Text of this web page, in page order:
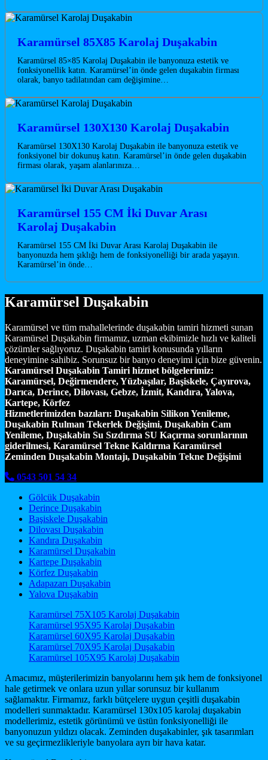
Karamürsel 85X85 Karolaj Duşakabin
Karamürsel 85×85 Karolaj Duşakabin ile banyonuza estetik ve
fonksiyonellik katın. Karamürsel’in önde gelen duşakabin firması
olarak, banyo tadilatından cam değişimine…
Karamürsel 130X130 Karolaj Duşakabin
Karamürsel 130X130 Karolaj Duşakabin ile banyonuza estetik ve
fonksiyonel bir dokunuş katın. Karamürsel’in önde gelen duşakabin
firması olarak, yaşam alanlarınıza…
Karamürsel 155 CM İki Duvar Arası
Karolaj Duşakabin
Karamürsel 155 CM İki Duvar Arası Karolaj Duşakabin ile
banyonuzda hem şıklığı hem de fonksiyonelliği bir arada yaşayın.
Karamürsel’in önde…
Karamürsel Duşakabin
Karamürsel ve tüm mahallelerinde duşakabin tamiri hizmeti sunan
Karamürsel Duşakabin firmamız, uzman ekibimizle hızlı ve kaliteli
çözümler sağlıyoruz. Duşakabin tamiri konusunda yılların
deneyimine sahibiz. Sorunsuz bir banyo deneyimi için bize güvenin.
Karamürsel Duşakabin Tamiri hizmet bölgelerimiz:
Karamürsel, Değirmendere, Yüzbaşılar, Başiskele, Çayırova,
Darıca, Derince, Dilovası, Gebze, İzmit, Kandıra, Yalova,
Kartepe, Körfez
Hizmetlerimizden bazıları: Duşakabin Silikon Yenileme,
Duşakabin Rulman Tekerlek Değişimi, Duşakabin Cam
Yenileme, Duşakabin Su Sızdırma SU Kaçırma sorunlarının
giderilmesi, Karamürsel Tekne Kaldırma Karamürsel
Zeminden Duşakabin Montajı, Duşakabin Tekne Değişimi
0543 501 54 34
Gölcük Duşakabin
Derince Duşakabin
Başiskele Duşakabin
Dilovası Duşakabin
Kandıra Duşakabin
Karamürsel Duşakabin
Kartepe Duşakabin
Körfez Duşakabin
Adapazarı Duşakabin
Yalova Duşakabin
Karamürsel 75X105 Karolaj Duşakabin
Karamürsel 95X95 Karolaj Duşakabin
Karamürsel 60X95 Karolaj Duşakabin
Karamürsel 70X95 Karolaj Duşakabin
Karamürsel 105X95 Karolaj Duşakabin
Amacımız, müşterilerimizin banyolarını hem şık hem de fonksiyonel
hale getirmek ve onlara uzun yıllar sorunsuz bir kullanım
sağlamaktır. Firmamız, farklı bütçelere uygun çeşitli duşakabin
modelleri sunmaktadır. Karamürsel 130x105 karolaj duşakabin
modellerimiz, estetik görünümü ve üstün fonksiyonelliği ile
banyonuzun yıldızı olacak. Zeminden duşakabinler, şık tasarımları
ve su geçirmezlikleriyle banyolara ayrı bir hava katar.